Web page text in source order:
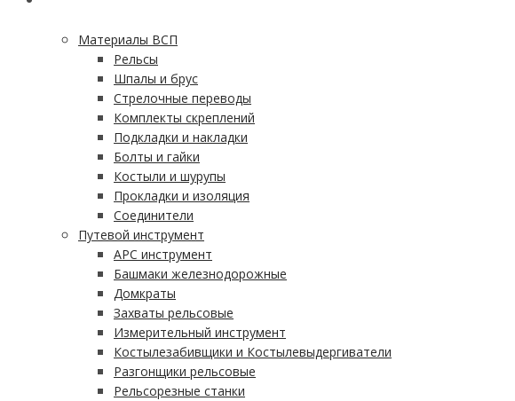
Материалы ВСП
Рельсы
Шпалы и брус
Стрелочные переводы
Комплекты скреплений
Подкладки и накладки
Болты и гайки
Костыли и шурупы
Прокладки и изоляция
Соединители
Путевой инструмент
АРС инструмент
Башмаки железнодорожные
Домкраты
Захваты рельсовые
Измерительный инструмент
Костылезабивщики и Костылевыдергиватели
Разгонщики рельсовые
Рельсорезные станки